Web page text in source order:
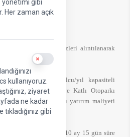
yönetimi gibi
Her zaman açık
Use setting
kullanıyoruz.
ziyaret
ne kadar
gibi
gazetesinde;
doğru olmayan sözleri alıntılanarak
20 milyon yolcu/yıl kapasiteli
Terminal Binası ve Katlı Otoparkı
ABD Doları yatırım maliyeti
A.Ş. tarafından 4 yıl 10 ay 15 gün süre